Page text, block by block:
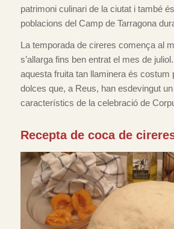
patrimoni culinari de la ciutat i també
poblacions del Camp de Tarragona
La temporada de cireres comença al
s’allarga fins ben entrat el mes de
aquesta fruita tan llaminera és costum
dolces que, a Reus, han esdevingut
característics de la celebració de
Recepta de coca de